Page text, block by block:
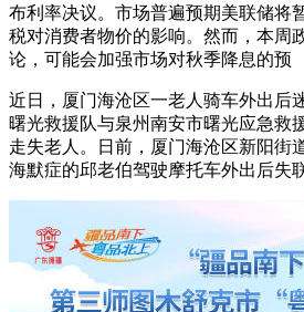
布利率决议。市场普遍预期美联储将
税对消费者物价的影响。然而，本周
论，可能会加强市场对秋季降息的预
近日，厦门海沧区一老人骑车外出后
曙光救援队与泉州南安市曙光应急救
走失老人。日前，厦门海沧区新阳街
海默症的邱老伯驾驶摩托车外出后失